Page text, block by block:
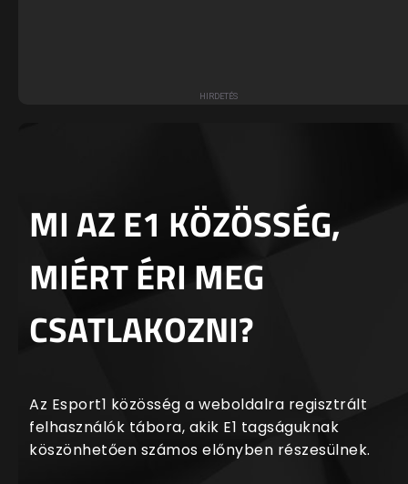
MI AZ E1 KÖZÖSSÉG,
MIÉRT ÉRI MEG
CSATLAKOZNI?
Az Esport1 közösség a weboldalra regisztrált
felhasználók tábora, akik E1 tagságuknak
köszönhetően számos előnyben részesülnek.